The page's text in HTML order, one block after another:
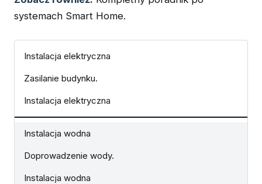
systemach Smart Home.
Instalacja elektryczna
Zasilanie budynku.
Instalacja elektryczna
Instalacja wodna
Doprowadzenie wody.
Instalacja wodna